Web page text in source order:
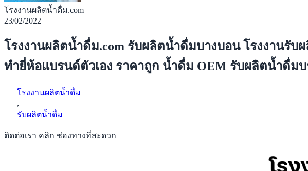
โรงงานผลิตน้ำดื่ม.com
23/02/2022
โรงงานผลิตน้ำดื่ม.com รับผลิตน้ำดื่มบางบอน โรงงาน
ทำยี่ห้อแบรนด์ตัวเอง ราคาถูก น้ำดื่ม OEM รับผลิตน้ำดื่ม
โรงงานผลิตน้ำดื่ม
,
รับผลิตน้ำดื่ม
ติดต่อเรา คลิก ช่องทางที่สะดวก